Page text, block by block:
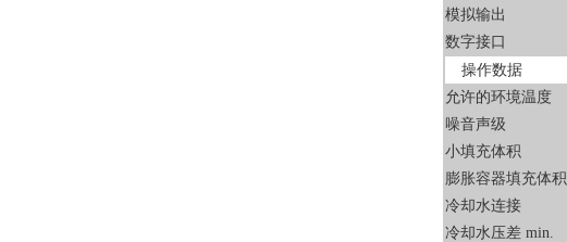
模拟输出
数字接口
操作数据
允许的环境温度
噪音声级
小填充体积
膨胀容器填充体积
冷却水连接
冷却水压差 min.